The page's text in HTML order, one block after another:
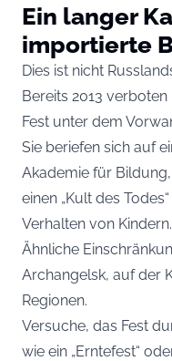
Ein langer
importierte
Dies ist nicht
Bereits 2013
Fest unter dem
Sie beriefen sich auf
Akademie für
einen „Kult des
Verhalten von Kindern.
Ähnliche
Archangelsk, auf der
Regionen.
Versuche, das Fest
wie ein „Erntefest“